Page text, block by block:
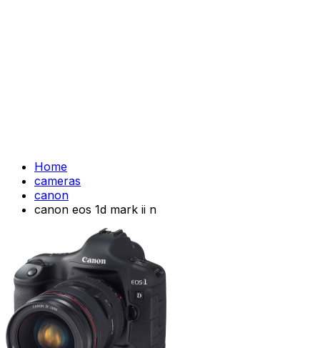
Home
cameras
canon
canon eos 1d mark ii n